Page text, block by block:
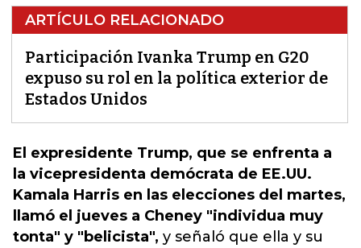
ARTÍCULO RELACIONADO
Participación Ivanka Trump en G20
expuso su rol en la política exterior de
Estados Unidos
El expresidente Trump, que se enfrenta a
la vicepresidenta demócrata de EE.UU.
Kamala Harris en las elecciones del martes,
llamó el jueves a Cheney "individua muy
tonta" y "belicista", y señaló que ella y su